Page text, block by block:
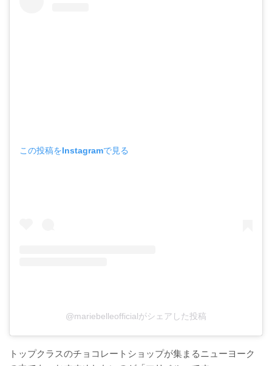
この投稿をInstagramで見る
@mariebelleofficialがシェアした投稿
トップクラスのチョコレートショップが集まるニューヨーク